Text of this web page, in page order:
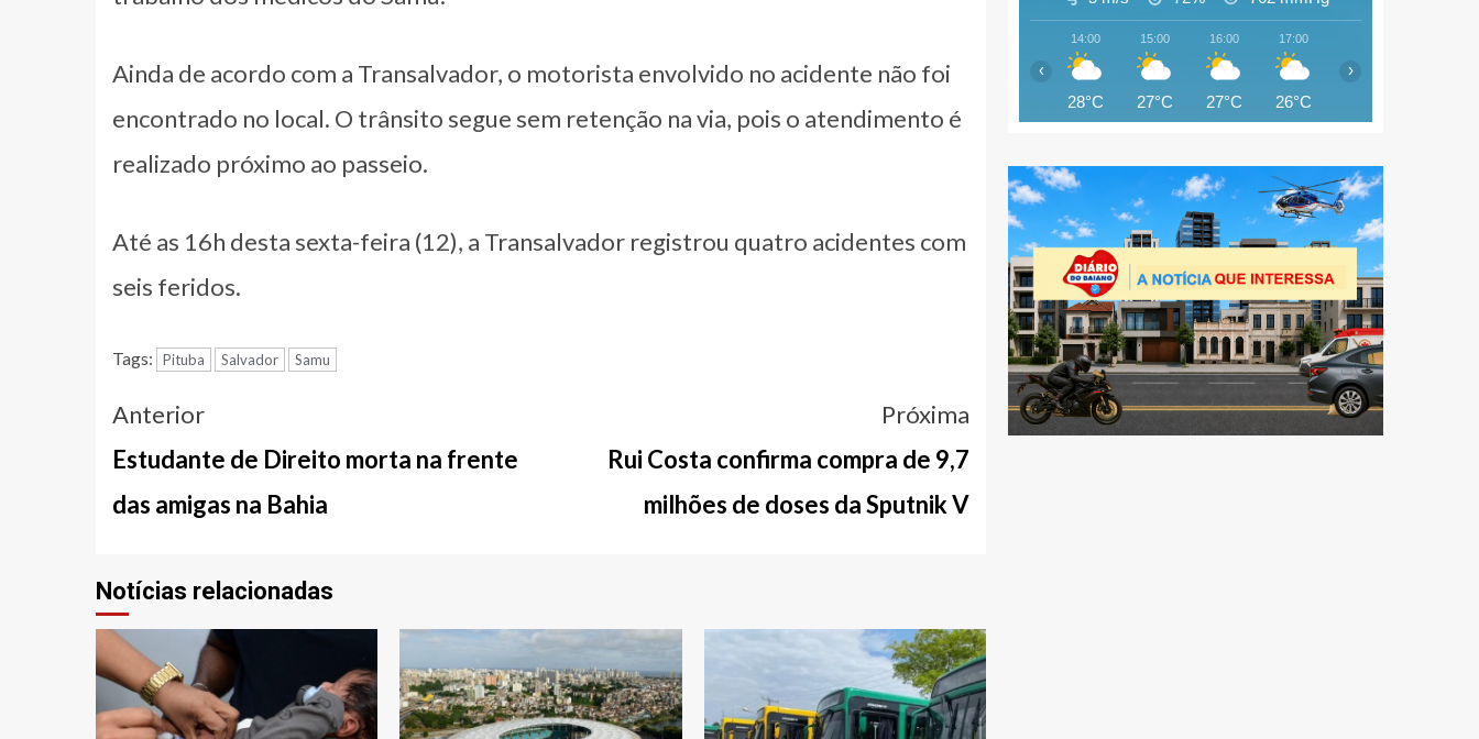
Ainda de acordo com a Transalvador, o motorista envolvido no acidente não foi
encontrado no local. O trânsito segue sem retenção na via, pois o atendimento é
realizado próximo ao passeio.
Até as 16h desta sexta-feira (12), a Transalvador registrou quatro acidentes com
seis feridos.
Tags: Pituba Salvador Samu
Navegação
entre
notícias
Anterior
Estudante de Direito morta na frente
das amigas na Bahia
Próxima
Rui Costa confirma compra de 9,7
milhões de doses da Sputnik V
Notícias relacionadas
14:00
28°C
15:00
27°C
16:00
27°C
17:00
26°C
‹ ›